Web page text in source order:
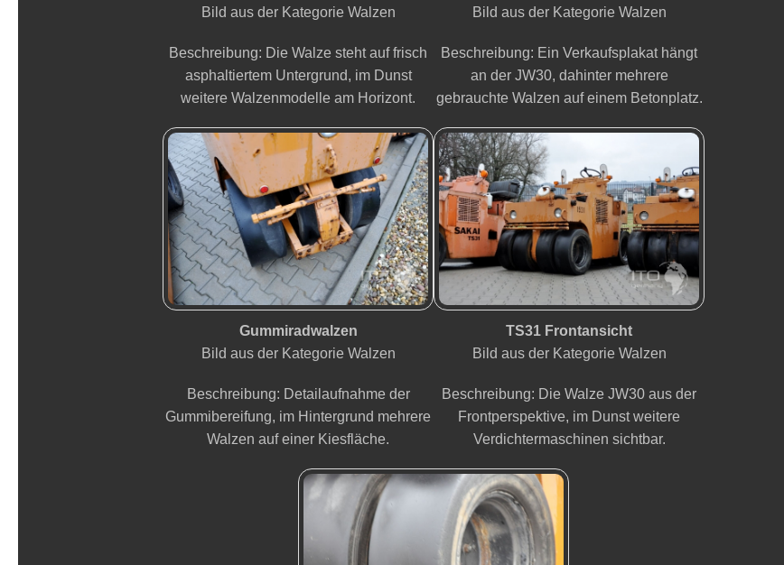
Bild aus der Kategorie Walzen
Beschreibung: Die Walze steht auf frisch
asphaltiertem Untergrund, im Dunst
weitere Walzenmodelle am Horizont.
Bild aus der Kategorie Walzen
Beschreibung: Ein Verkaufsplakat hängt
an der JW30, dahinter mehrere
gebrauchte Walzen auf einem Betonplatz.
Gummiradwalzen
Bild aus der Kategorie Walzen
Beschreibung: Detailaufnahme der
Gummibereifung, im Hintergrund mehrere
Walzen auf einer Kiesfläche.
TS31 Frontansicht
Bild aus der Kategorie Walzen
Beschreibung: Die Walze JW30 aus der
Frontperspektive, im Dunst weitere
Verdichtermaschinen sichtbar.